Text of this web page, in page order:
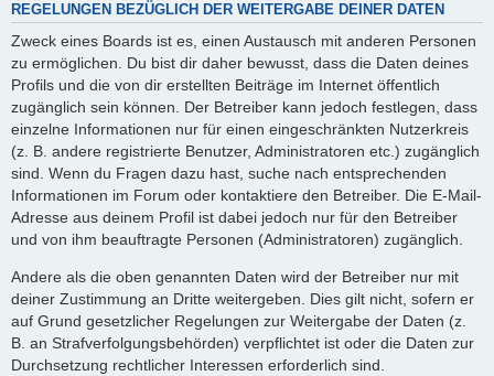
REGELUNGEN BEZÜGLICH DER WEITERGABE DEINER DATEN
Zweck eines Boards ist es, einen Austausch mit anderen Personen
zu ermöglichen. Du bist dir daher bewusst, dass die Daten deines
Profils und die von dir erstellten Beiträge im Internet öffentlich
zugänglich sein können. Der Betreiber kann jedoch festlegen, dass
einzelne Informationen nur für einen eingeschränkten Nutzerkreis
(z. B. andere registrierte Benutzer, Administratoren etc.) zugänglich
sind. Wenn du Fragen dazu hast, suche nach entsprechenden
Informationen im Forum oder kontaktiere den Betreiber. Die E-Mail-
Adresse aus deinem Profil ist dabei jedoch nur für den Betreiber
und von ihm beauftragte Personen (Administratoren) zugänglich.
Andere als die oben genannten Daten wird der Betreiber nur mit
deiner Zustimmung an Dritte weitergeben. Dies gilt nicht, sofern er
auf Grund gesetzlicher Regelungen zur Weitergabe der Daten (z.
B. an Strafverfolgungsbehörden) verpflichtet ist oder die Daten zur
Durchsetzung rechtlicher Interessen erforderlich sind.